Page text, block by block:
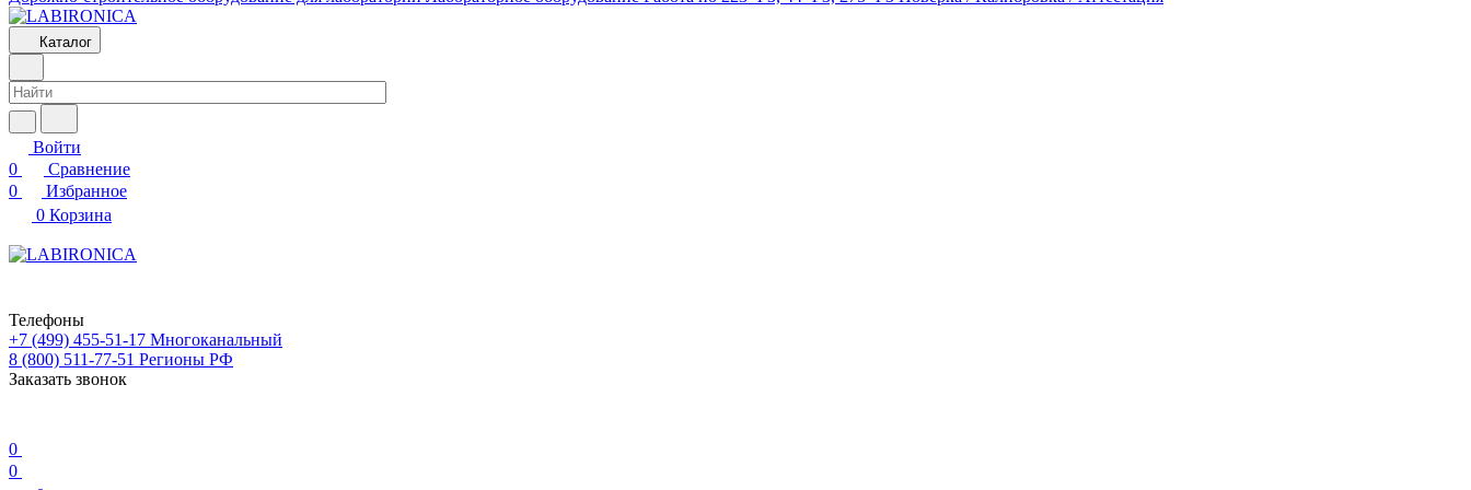
Каталог
Войти
0
Сравнение
0
Избранное
0 Корзина
Телефоны
+7 (499) 455-51-17 Многоканальный
8 (800) 511-77-51 Регионы РФ
Заказать звонок
0
0